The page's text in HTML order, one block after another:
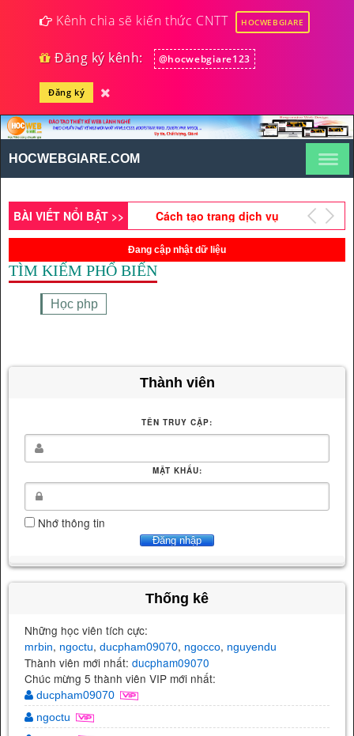
Kênh chia sẽ kiến thức CNTT HOCWEBGIARE
Đăng ký kênh: @hocwebgiare123
Đăng ký
HOCWEBGIARE.COM
BÀI VIẾT NỔI BẬT >>
Hướng dẫn cách tạo
Bootstrap Progress Bars
Fireworks CS6
Cách tạo trang dịch vụ
bằng Bootstrap
Hướng dẫn cách sử dụng
hàm trong php (Phần 5)
Đang cập nhật dữ liệu
TÌM KIẾM PHỔ BIẾN
Học php
Thành viên
TÊN TRUY CẬP:
MẬT KHẨU:
Nhớ thông tin
Thống kê
Những học viên tích cực:
mrbin, ngoctu, ducpham09070, ngocco, nguyendu
Thành viên mới nhất: ducpham09070
Chúc mừng 5 thành viên VIP mới nhất:
ducpham09070
ngoctu